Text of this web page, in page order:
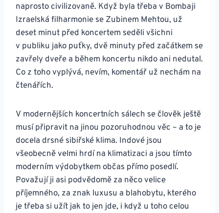
naprosto civilizovaně. Když byla třeba v Bombaji
Izraelská filharmonie se Zubinem Mehtou, už
deset minut před koncertem seděli všichni
v publiku jako puťky, dvě minuty před začátkem se
zavřely dveře a během koncertu nikdo ani nedutal.
Co z toho vyplývá, nevím, komentář už nechám na
čtenářích.
V modernějších koncertních sálech se člověk ještě
musí připravit na jinou pozoruhodnou věc – a to je
docela drsné sibiřské klima. Indové jsou
všeobecně velmi hrdí na klimatizaci a jsou tímto
moderním výdobytkem občas přímo posedlí.
Považují ji asi podvědomě za něco velice
příjemného, za znak luxusu a blahobytu, kterého
je třeba si užít jak to jen jde, i když u toho celou